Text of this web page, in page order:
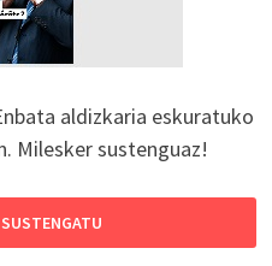
aldizkaria eskuratuko
Milesker sustenguaz!